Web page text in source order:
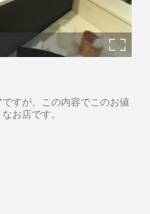
すが、この内容でこのお値
お店です。